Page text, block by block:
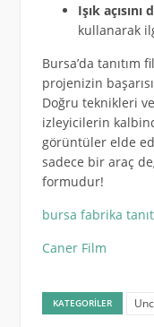
Işık
kullanarak
Bursa’da tanıtım
projenizin
Doğru teknikleri
izleyicilerin
görüntüler elde
sadece bir araç
formudur!
bursa fabrika
Caner Film
KATEGORILER